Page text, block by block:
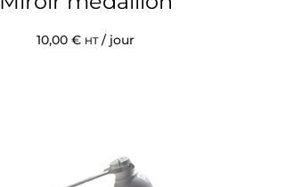
10,00 € HT/ jour